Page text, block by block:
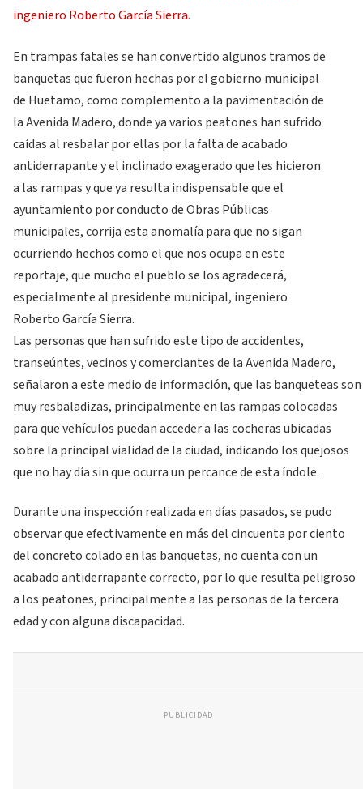
En trampas fatales se han convertido algunos tramos de
banquetas que fueron hechas por el gobierno municipal
de Huetamo, como complemento a la pavimentación de
la Avenida Madero, donde ya varios peatones han sufrido
caídas al resbalar por ellas por la falta de acabado
antiderrapante y el inclinado exagerado que les hicieron
a las rampas y que ya resulta indispensable que el
ayuntamiento por conducto de Obras Públicas
municipales, corrija esta anomalía para que no sigan
ocurriendo hechos como el que nos ocupa en este
reportaje, que mucho el pueblo se los agradecerá,
especialmente al presidente municipal, ingeniero
Roberto García Sierra.
Las personas que han sufrido este tipo de accidentes,
transeúntes, vecinos y comerciantes de la Avenida Madero,
señalaron a este medio de información, que las banqueteas son
muy resbaladizas, principalmente en las rampas colocadas
para que vehículos puedan acceder a las cocheras ubicadas
sobre la principal vialidad de la ciudad, indicando los quejosos
que no hay día sin que ocurra un percance de esta índole.
Durante una inspección realizada en días pasados, se pudo
observar que efectivamente en más del cincuenta por ciento
del concreto colado en las banquetas, no cuenta con un
acabado antiderrapante correcto, por lo que resulta peligroso
a los peatones, principalmente a las personas de la tercera
edad y con alguna discapacidad.
PUBLICIDAD